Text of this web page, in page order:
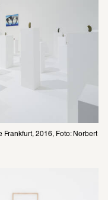
2016, Foto: Norbert